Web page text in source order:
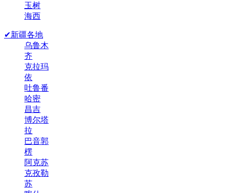
玉树
海西
✔新疆各地
乌鲁木
齐
克拉玛
依
吐鲁番
哈密
昌吉
博尔塔
拉
巴音郭
楞
阿克苏
克孜勒
苏